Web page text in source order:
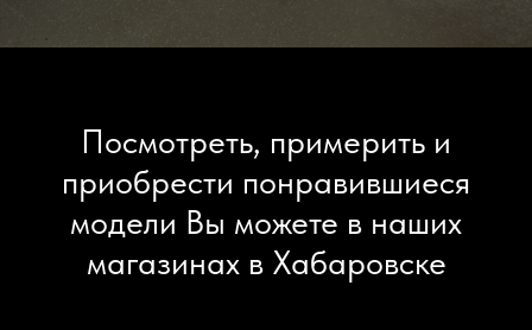
Посмотреть, примерить и
приобрести понравившиеся
модели Вы можете в наших
магазинах в Хабаровске